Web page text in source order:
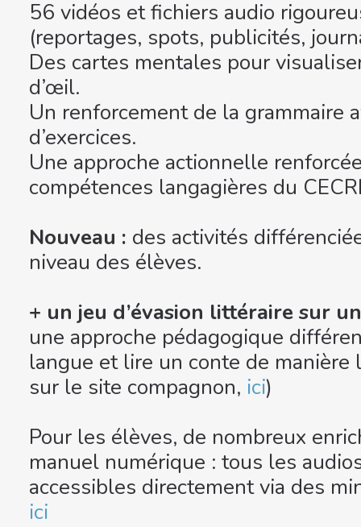
56 vidéos et fichiers audio
(reportages, spots, publicités,
Des cartes mentales pour
d’œil.
Un renforcement de la grammaire
d’exercices.
Une approche actionnelle
compétences langagières du
Nouveau : des activités
niveau des élèves.
+ un jeu d’évasion littéraire sur
une approche pédagogique
langue et lire un conte de
sur le site compagnon, ici)
Pour les élèves, de nombreux
manuel numérique : tous les
accessibles directement via des
ici